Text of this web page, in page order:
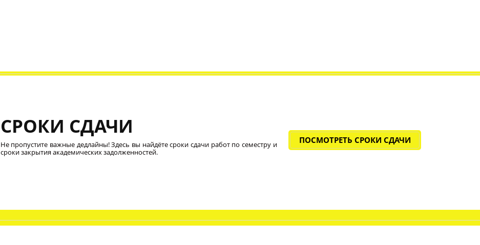
СРОКИ СДАЧИ
Не пропустите важные дедлайны! Здесь вы найдёте сроки сдачи работ по семестру и
сроки закрытия академических задолженностей.
ПОСМОТРЕТЬ СРОКИ СДАЧИ